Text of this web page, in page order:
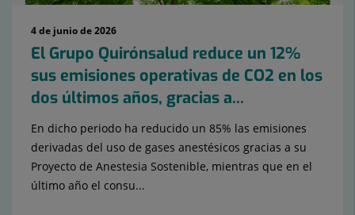
4 de junio de 2026
El Grupo Quirónsalud reduce un 12%
sus emisiones operativas de CO2 en los
dos últimos años, gracias a...
En dicho periodo ha reducido un 85% las emisiones
derivadas del uso de gases anestésicos gracias a su
Proyecto de Anestesia Sostenible, mientras que en el
último año el consu...